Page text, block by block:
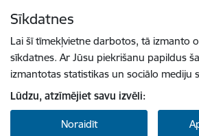
Sīkdatnes
Lai šī tīmekļvietne darbotos, tā izmanto
sīkdatnes. Ar Jūsu piekrišanu papildus
izmantotas statistikas un sociālo mediju
Lūdzu, atzīmējiet savu izvēli:
Noraidīt